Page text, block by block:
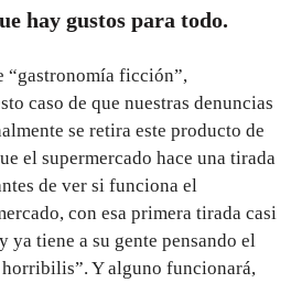
hay gustos para todo.
“gastronomía ficción”,
caso de que nuestras denuncias
se retira este producto de
el supermercado hace una tirada
de ver si funciona el
con esa primera tirada casi
ya tiene a su gente pensando el
Y alguno funcionará,